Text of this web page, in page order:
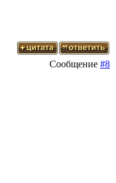
Сообщение #8